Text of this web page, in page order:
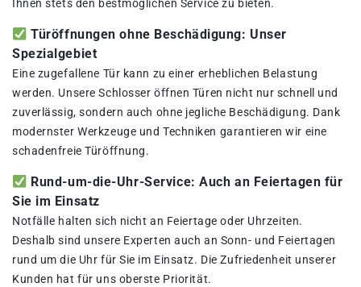
Ihnen stets den bestmöglichen Service zu bieten.
Türöffnungen ohne Beschädigung: Unser
Spezialgebiet
Eine zugefallene Tür kann zu einer erheblichen Belastung
werden. Unsere Schlosser öffnen Türen nicht nur schnell und
zuverlässig, sondern auch ohne jegliche Beschädigung. Dank
modernster Werkzeuge und Techniken garantieren wir eine
schadenfreie Türöffnung.
Rund-um-die-Uhr-Service: Auch an Feiertagen für
Sie im Einsatz
Notfälle halten sich nicht an Feiertage oder Uhrzeiten.
Deshalb sind unsere Experten auch an Sonn- und Feiertagen
rund um die Uhr für Sie im Einsatz. Die Zufriedenheit unserer
Kunden hat für uns oberste Priorität.